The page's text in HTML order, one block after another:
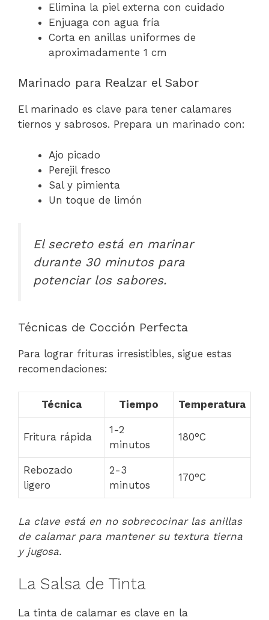
Elimina la piel externa con cuidado
Enjuaga con agua fría
Corta en anillas uniformes de
aproximadamente 1 cm
Marinado para Realzar el Sabor
El marinado es clave para tener calamares
tiernos y sabrosos. Prepara un marinado con:
Ajo picado
Perejil fresco
Sal y pimienta
Un toque de limón
El secreto está en marinar
durante 30 minutos para
potenciar los sabores.
Técnicas de Cocción Perfecta
Para lograr frituras irresistibles, sigue estas
recomendaciones:
Técnica Tiempo Temperatura
Fritura rápida
1-2
minutos
180°C
Rebozado
ligero
2-3
minutos
170°C
La clave está en no sobrecocinar las anillas
de calamar para mantener su textura tierna
y jugosa.
La Salsa de Tinta
La tinta de calamar es clave en la